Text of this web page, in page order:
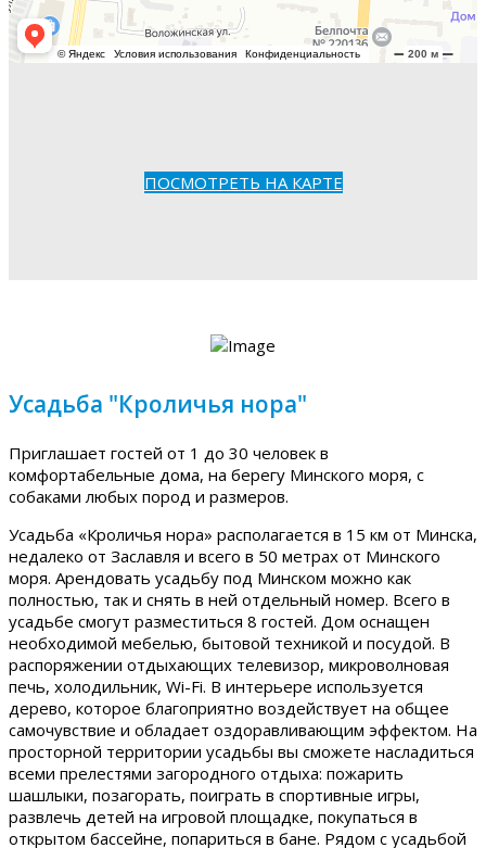
ПОСМОТРЕТЬ НА КАРТЕ
Усадьба "Кроличья нора"
Приглашает гостей от 1 до 30 человек в
комфортабельные дома, на берегу Минского моря, с
собаками любых пород и размеров.
Усадьба «Кроличья нора» располагается в 15 км от Минска,
недалеко от Заславля и всего в 50 метрах от Минского
моря. Арендовать усадьбу под Минском можно как
полностью, так и снять в ней отдельный номер. Всего в
усадьбе смогут разместиться 8 гостей. Дом оснащен
необходимой мебелью, бытовой техникой и посудой. В
распоряжении отдыхающих телевизор, микроволновая
печь, холодильник, Wi-Fi. В интерьере используется
дерево, которое благоприятно воздействует на общее
самочувствие и обладает оздоравливающим эффектом. На
просторной территории усадьбы вы сможете насладиться
всеми прелестями загородного отдыха: пожарить
шашлыки, позагорать, поиграть в спортивные игры,
развлечь детей на игровой площадке, покупаться в
открытом бассейне, попариться в бане. Рядом с усадьбой